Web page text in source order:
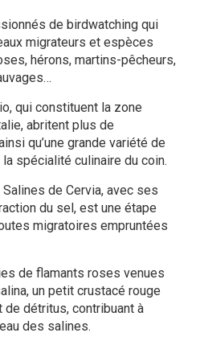
de birdwatching qui
migrateurs et espèces
hérons, martins-pêcheurs,
qui constituent la zone
abritent plus de
qu’une grande variété de
spécialité culinaire du coin.
de Cervia, avec ses
du sel, est une étape
migratoires empruntées
de flamants roses venues
un petit crustacé rouge
de détritus, contribuant à
des salines.